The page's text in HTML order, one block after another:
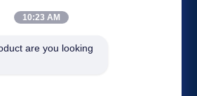
Wniosek Cytat
10:23 AM
are you looking